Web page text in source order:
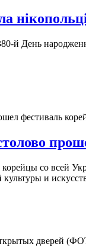
й День
корейцы со всей
и